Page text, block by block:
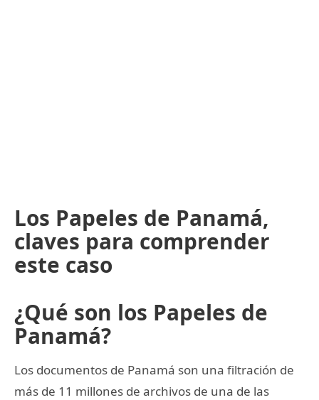
Los Papeles de Panamá,
claves para comprender
este caso
¿Qué son los Papeles de
Panamá?
Los documentos de Panamá son una filtración de
más de 11 millones de archivos de una de las